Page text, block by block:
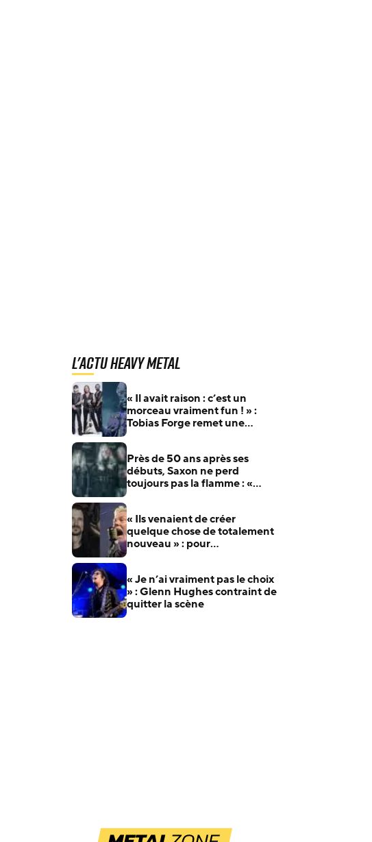
L'actu Heavy Metal
« Il avait raison : c’est un
morceau vraiment fun ! » :
Tobias Forge remet une
Près de 50 ans après ses
débuts, Saxon ne perd
toujours pas la flamme : «
« Ils venaient de créer
quelque chose de totalement
nouveau » : pour
souvient du jour où il a
compris que Metallica allait
changer le heavy metal
« Je n’ai vraiment pas le choix
» : Glenn Hughes contraint de
quitter la scène